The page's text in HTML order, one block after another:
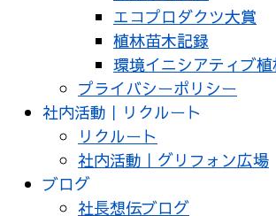
エコプロダクツ大賞
植林苗木記録
環境イニシアティブ
プライバシーポリシー
社内活動｜リクルート
リクルート
社内活動｜グリフォン広場
ブログ
社長想伝ブログ